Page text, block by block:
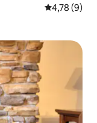
საშუალო
4,78 (9)